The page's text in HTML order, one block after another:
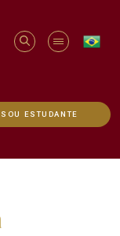
SOU ESTUDANTE